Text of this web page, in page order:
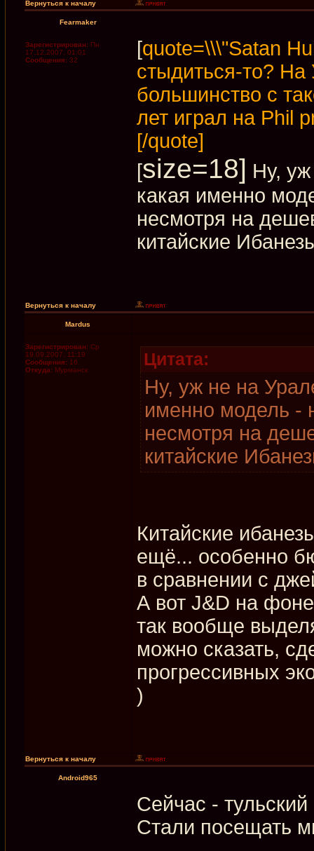
Вернуться к началу
Fearmaker
Зарегистрирован: Пн
17.12.2007, 01:01
Сообщения: 32
[quote=\\\"Satan
стыдиться-то?
большинство с
лет играл на Phil
[/quote]
[size=18] Ну,
какая именно
несмотря на
китайские
Вернуться к началу
Mardus
Зарегистрирован: Ср
19.09.2007, 11:19
Сообщения: 16
Откуда: Мурманск
Цитата:
Ну, уж не на
именно модель -
несмотря на
китайские
Китайские
ещё... особенно
в сравнении с
А вот J&D на
так вообще
можно сказать,
прогрессивных
)
Вернуться к началу
Android965
Сейчас -
Стали посещать